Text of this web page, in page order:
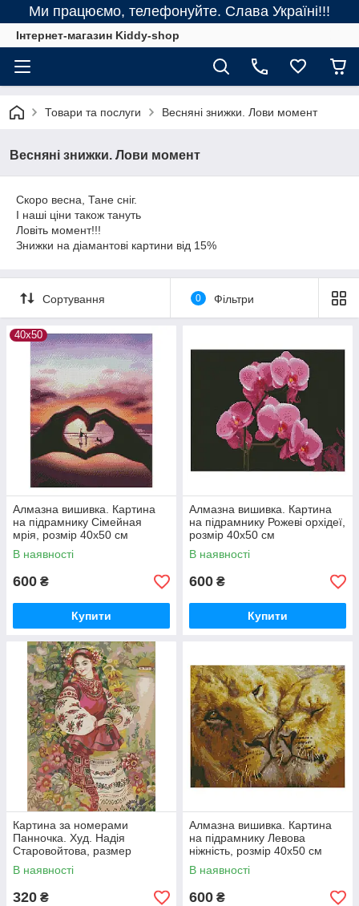
Ми працюємо, телефонуйте. Слава Україні!!!
Інтернет-магазин Kiddy-shop
Товари та послуги Весняні знижки. Лови момент
Весняні знижки. Лови момент
Скоро весна, Тане сніг.
І наші ціни також тануть
Ловіть момент!!!
Знижки на діамантові картини від 15%
Сортування 0 Фільтри
40х50
Алмазна вишивка. Картина
на підрамнику Сімейная
мрія, розмір 40х50 см
В наявності
600 ₴
Купити
Алмазна вишивка. Картина
на підрамнику Рожеві орхідеї,
розмір 40х50 см
В наявності
600 ₴
Купити
Картина за номерами
Панночка. Худ. Надія
Старовойтова, размер
40х50см
В наявності
320 ₴
Алмазна вишивка. Картина
на підрамнику Левова
ніжність, розмір 40х50 см
В наявності
600 ₴